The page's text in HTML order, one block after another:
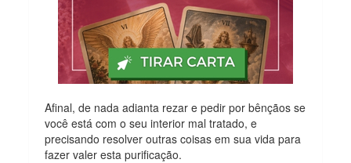
Afinal, de nada adianta rezar e pedir por bênçãos se
você está com o seu interior mal tratado, e
precisando resolver outras coisas em sua vida para
fazer valer esta purificação.